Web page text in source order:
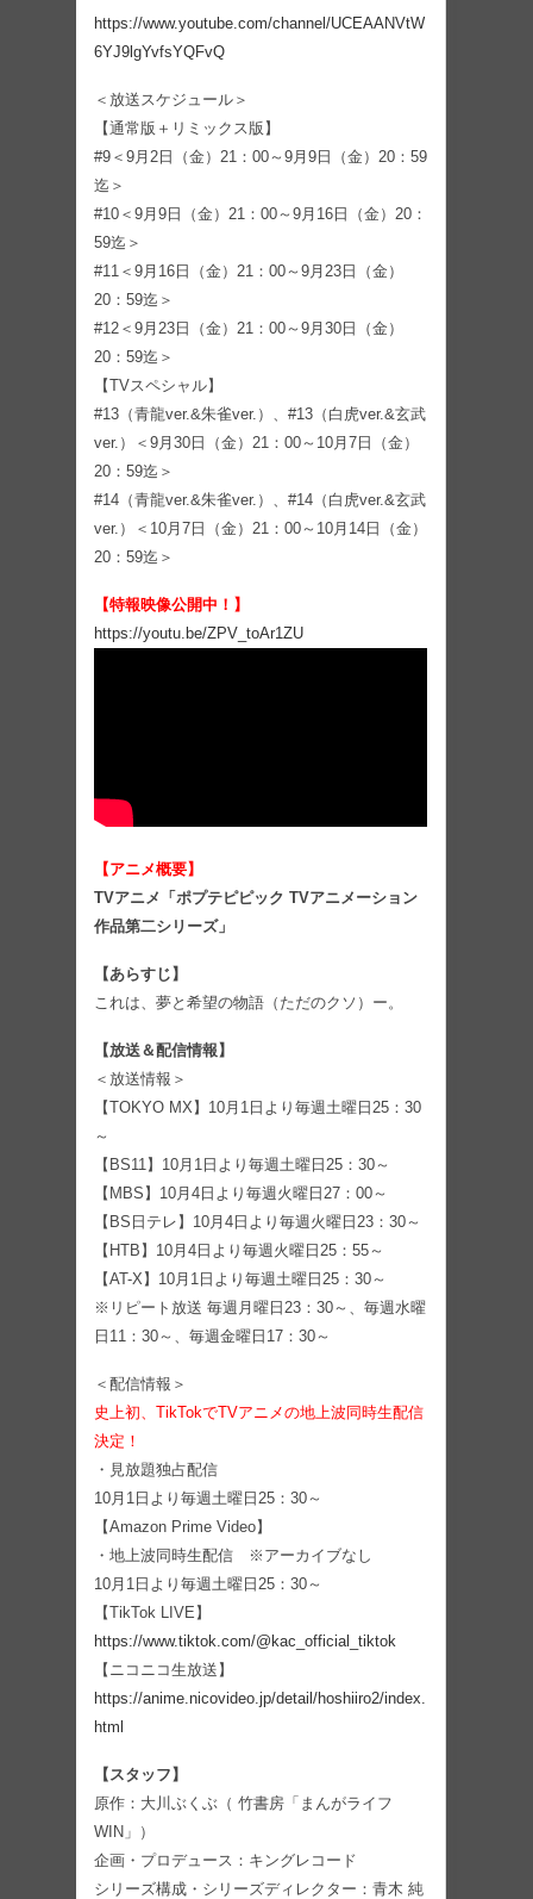
https://www.youtube.com/channel/UCEAANVtW
6YJ9lgYvfsYQFvQ
＜放送スケジュール＞
【通常版＋リミックス版】
#9＜9月2日（金）21：00～9月9日（金）20：59
迄＞
#10＜9月9日（金）21：00～9月16日（金）20：
59迄＞
#11＜9月16日（金）21：00～9月23日（金）
20：59迄＞
#12＜9月23日（金）21：00～9月30日（金）
20：59迄＞
【TVスペシャル】
#13（青龍ver.&朱雀ver.）、#13（白虎ver.&玄武
ver.）＜9月30日（金）21：00～10月7日（金）
20：59迄＞
#14（青龍ver.&朱雀ver.）、#14（白虎ver.&玄武
ver.）＜10月7日（金）21：00～10月14日（金）
20：59迄＞
【特報映像公開中！】
https://youtu.be/ZPV_toAr1ZU
【アニメ概要】
TVアニメ「ポプテピピック TVアニメーション
作品第二シリーズ」
【あらすじ】
これは、夢と希望の物語（ただのクソ）ー。
【放送＆配信情報】
＜放送情報＞
【TOKYO MX】10月1日より毎週土曜日25：30
～
【BS11】10月1日より毎週土曜日25：30～
【MBS】10月4日より毎週火曜日27：00～
【BS日テレ】10月4日より毎週火曜日23：30～
【HTB】10月4日より毎週火曜日25：55～
【AT-X】10月1日より毎週土曜日25：30～
※リピート放送 毎週月曜日23：30～、毎週水曜
日11：30～、毎週金曜日17：30～
＜配信情報＞
史上初、TikTokでTVアニメの地上波同時生配信
決定！
・見放題独占配信
10月1日より毎週土曜日25：30～
【Amazon Prime Video】
・地上波同時生配信 ※アーカイブなし
10月1日より毎週土曜日25：30～
【TikTok LIVE】
https://www.tiktok.com/@kac_official_tiktok
【ニコニコ生放送】
https://anime.nicovideo.jp/detail/hoshiiro2/index.
html
【スタッフ】
原作：大川ぶくぶ（ 竹書房「まんがライフ
WIN」）
企画・プロデュース：キングレコード
シリーズ構成・シリーズディレクター：青木 純